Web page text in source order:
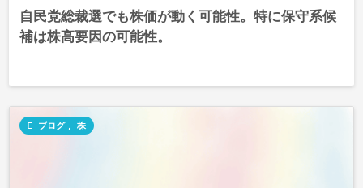
自民党総裁選でも株価が動く可能性。特に保守系候
補は株高要因の可能性。
 ブログ 株